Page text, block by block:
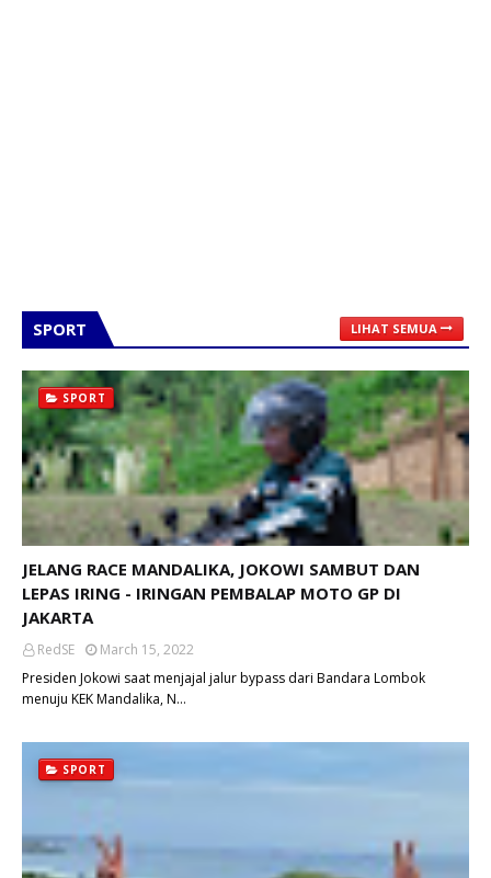
SPORT LIHAT SEMUA
SPORT
JELANG RACE MANDALIKA, JOKOWI SAMBUT DAN
LEPAS IRING - IRINGAN PEMBALAP MOTO GP DI
JAKARTA
RedSE
March 15, 2022
Presiden Jokowi saat menjajal jalur bypass dari Bandara Lombok
menuju KEK Mandalika, N…
SPORT